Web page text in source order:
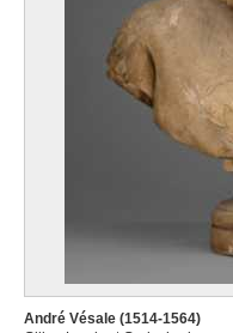
André Vésale (1514-1564)